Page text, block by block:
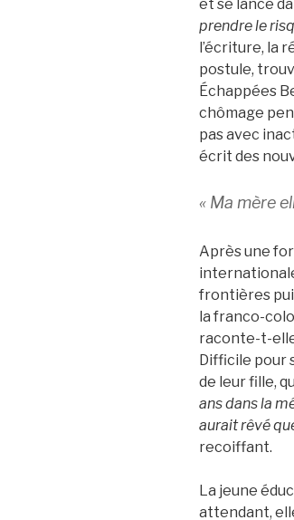
et se lance
prendre le
l’écriture, la
postule,
Échappées
chômage
pas avec
écrit des
« Ma mère
Après une
frontières
la franco-
raconte-t-
Difficile pour
de leur fille,
ans dans la
aurait rêvé
recoiffant.
La jeune
attendant,